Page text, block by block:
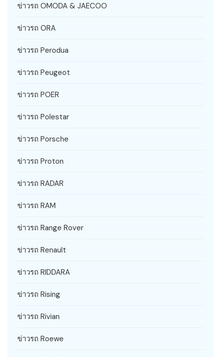
ข่าวรถ OMODA & JAECOO
ข่าวรถ ORA
ข่าวรถ Perodua
ข่าวรถ Peugeot
ข่าวรถ POER
ข่าวรถ Polestar
ข่าวรถ Porsche
ข่าวรถ Proton
ข่าวรถ RADAR
ข่าวรถ RAM
ข่าวรถ Range Rover
ข่าวรถ Renault
ข่าวรถ RIDDARA
ข่าวรถ Rising
ข่าวรถ Rivian
ข่าวรถ Roewe